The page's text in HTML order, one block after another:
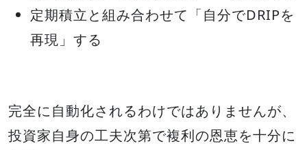
定期積立と組み合わせて「自分でDRIPを
再現」する
完全に自動化されるわけではありませんが、
投資家自身の工夫次第で複利の恩恵を十分に